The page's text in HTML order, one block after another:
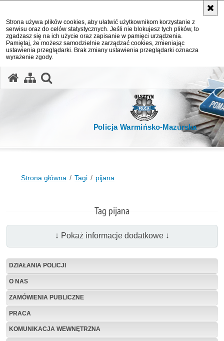
Strona używa plików cookies, aby ułatwić użytkownikom korzystanie z
serwisu oraz do celów statystycznych. Jeśli nie blokujesz tych plików, to
zgadzasz się na ich użycie oraz zapisanie w pamięci urządzenia.
Pamiętaj, że możesz samodzielnie zarządzać cookies, zmieniając
ustawienia przeglądarki. Brak zmiany ustawienia przeglądarki oznacza
wyrażenie zgody.
Policja Warmińsko-Mazurska
Strona główna Tagi pijana
Tag pijana
↓ Pokaż informacje dodatkowe ↓
DZIAŁANIA POLICJI
O NAS
ZAMÓWIENIA PUBLICZNE
PRACA
KOMUNIKACJA WEWNĘTRZNA